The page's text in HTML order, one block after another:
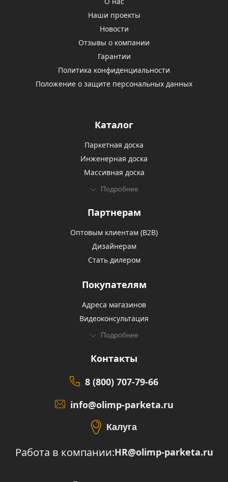
Наши проекты
Новости
Отзывы о компании
Гарантии
Политика конфиденциальности
Положение о защите персональных данных
Каталог
Паркетная доска
Инженерная доска
Массивная доска
Подробнее
Партнерам
Оптовым клиентам (В2В)
Дизайнерам
Стать дилером
Покупателям
Адреса магазинов
Видеоконсультация
Подробнее
Контакты
8 (800) 707-79-66
info@olimp-parketa.ru
Калуга
Работа в компании:HR@olimp-parketa.ru